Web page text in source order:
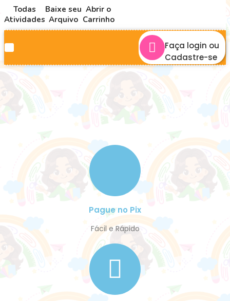
Todas
Atividades
Baixe seu
Arquivo
Abrir o
Carrinho
Faça login ou
Cadastre-se
Pague no Pix
Fácil e Rápido